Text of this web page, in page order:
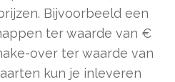
Bijvoorbeeld een
ter waarde van €
over ter waarde van
kun je inleveren